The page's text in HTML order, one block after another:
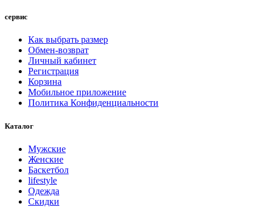
сервис
Как выбрать размер
Обмен-возврат
Личный кабинет
Регистрация
Корзина
Мобильное приложение
Политика Конфиденциальности
Каталог
Мужские
Женские
Баскетбол
lifestyle
Одежда
Скидки